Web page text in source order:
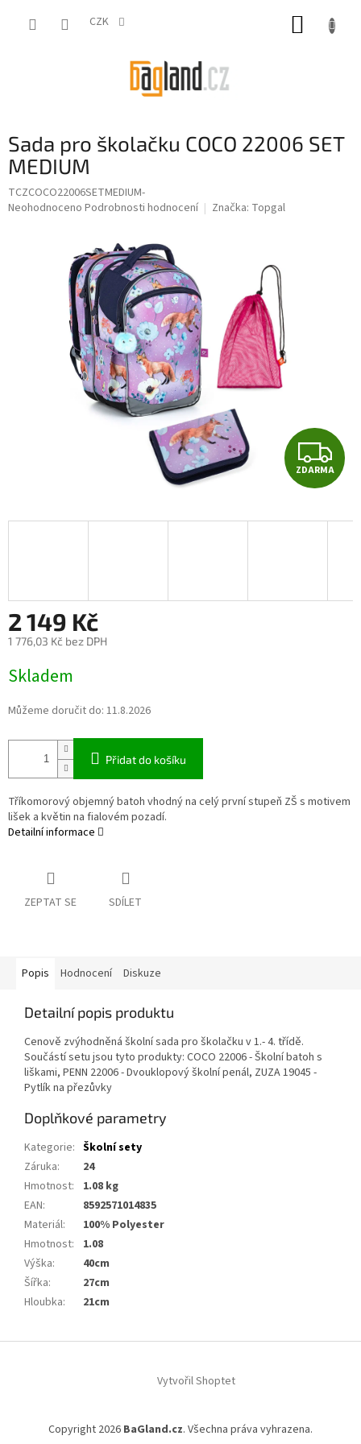
CZK
Sada pro školačku COCO 22006 SET
MEDIUM
TCZCOCO22006SETMEDIUM-
Průměrné
Neohodnoceno Podrobnosti hodnocení Značka: Topgal
Z
D
A
ZDARMA
2 149 Kč
1 776,03 Kč bez DPH
cena:
Skladem
Můžeme doručit do: 11.8.2026
Přidat do košíku
Tříkomorový objemný batoh vhodný na celý první stupeň ZŠ s motivem
lišek a květin na fialovém pozadí.
Detailní informace
ZEPTAT SE SDÍLET
Popis Hodnocení Diskuze
Detailní popis produktu
Cenově zvýhodněná školní sada pro školačku v 1.- 4. třídě.
Součástí setu jsou tyto produkty: COCO 22006 - Školní batoh s
liškami, PENN 22006 - Dvouklopový školní penál, ZUZA 19045 -
Pytlík na přezůvky
Doplňkové parametry
Kategorie: Školní sety
Záruka:
24
Hmotnost:
1.08 kg
EAN:
8592571014835
Materiál:
100% Polyester
Hmotnost:
1.08
Výška:
40cm
Šířka:
27cm
Hloubka: 21cm
Vytvořil Shoptet
Copyright 2026 BaGland.cz. Všechna práva vyhrazena.